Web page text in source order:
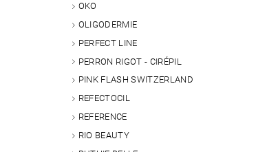
OKO
OLIGODERMIE
PERFECT LINE
PERRON RIGOT - CIRÉPIL
PINK FLASH SWITZERLAND
REFECTOCIL
REFERENCE
RIO BEAUTY